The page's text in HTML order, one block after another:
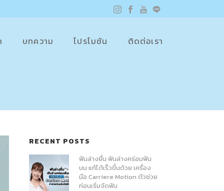
บทความ โปรโมชัน ติดต่อเรา
RECENT POSTS
ฟันล่างยื่น ฟันล่างคร่อมฟัน
บน แก้ได้เร็วขึ้นด้วย เครื่อง
มือ Carriere Motion ตัวช่วย
ก่อนเริ่มจัดฟัน